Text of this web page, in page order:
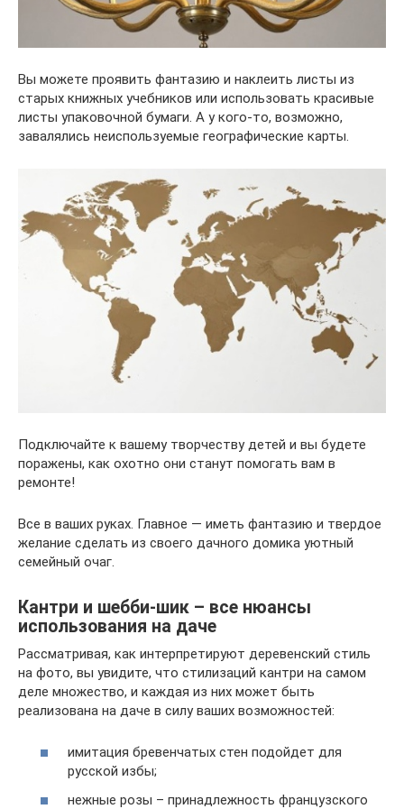
Вы можете проявить фантазию и наклеить листы из
старых книжных учебников или использовать красивые
листы упаковочной бумаги. А у кого-то, возможно,
завалялись неиспользуемые географические карты.
Подключайте к вашему творчеству детей и вы будете
поражены, как охотно они станут помогать вам в
ремонте!
Все в ваших руках. Главное — иметь фантазию и твердое
желание сделать из своего дачного домика уютный
семейный очаг.
Кантри и шебби-шик – все нюансы
использования на даче
Рассматривая, как интерпретируют деревенский стиль
на фото, вы увидите, что стилизаций кантри на самом
деле множество, и каждая из них может быть
реализована на даче в силу ваших возможностей:
имитация бревенчатых стен подойдет для
русской избы;
нежные розы – принадлежность французского